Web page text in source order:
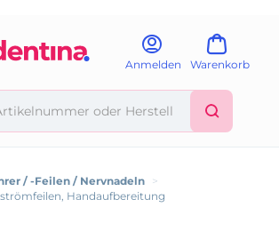
Anmelden Warenkorb
/ -Feilen / Nervnadeln >
Handaufbereitung